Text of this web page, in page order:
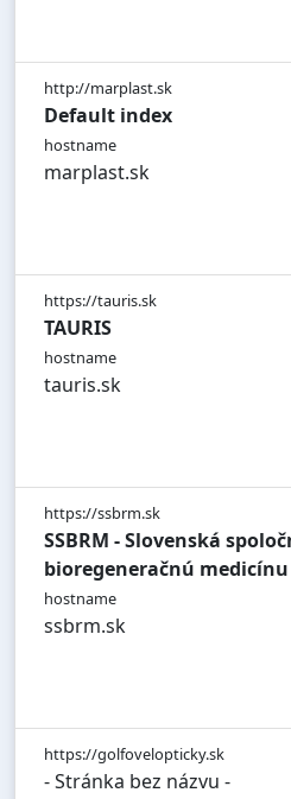
http://marplast.sk
Default index
hostname
marplast.sk
https://tauris.sk
TAURIS
hostname
tauris.sk
https://ssbrm.sk
SSBRM - Slovenská
bioregeneračnú medicínu
hostname
ssbrm.sk
https://golfovelopticky.sk
- Stránka bez názvu -